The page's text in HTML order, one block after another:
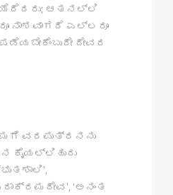
ಆತನಲ್ಲಿ
ನಾಶವಾಗದೆ ಎಲ್ಲರೂ
ದೇವರ
ವರಪುತ್ರನನು
ಕೈಯಲ್ಲಿಹುದು
‘ಅನಂತ